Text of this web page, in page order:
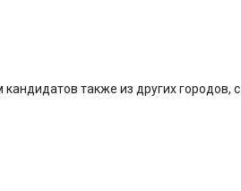
также из других городов, с